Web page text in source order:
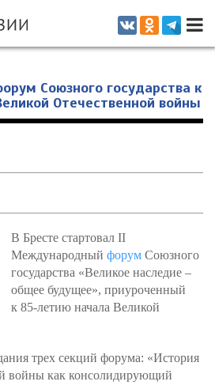
издание, посвященное актуальным
пространстве
Союзного государства к
Отечественной войны
В Бресте стартовал II
Международный форум Союзного
государства «Великое наследие –
общее будущее», приуроченный
к 85-летию начала Великой
трех секций форума: «История
войны как консолидирующий